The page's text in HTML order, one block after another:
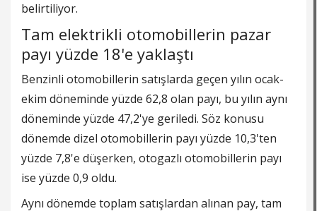
belirtiliyor.
Tam elektrikli otomobillerin pazar
payı yüzde 18'e yaklaştı
Benzinli otomobillerin satışlarda geçen yılın ocak-
ekim döneminde yüzde 62,8 olan payı, bu yılın aynı
döneminde yüzde 47,2'ye geriledi. Söz konusu
dönemde dizel otomobillerin payı yüzde 10,3'ten
yüzde 7,8'e düşerken, otogazlı otomobillerin payı
ise yüzde 0,9 oldu.
Aynı dönemde toplam satışlardan alınan pay, tam